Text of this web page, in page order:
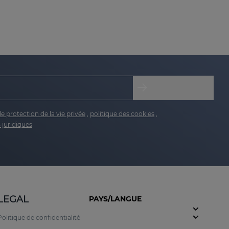
dépigmentants et régénératifs.
cellulaires intelligents qui activent le
protection de la vie privée politique des cookies
juridiques
de confidentialité
PAYS/LANGUE